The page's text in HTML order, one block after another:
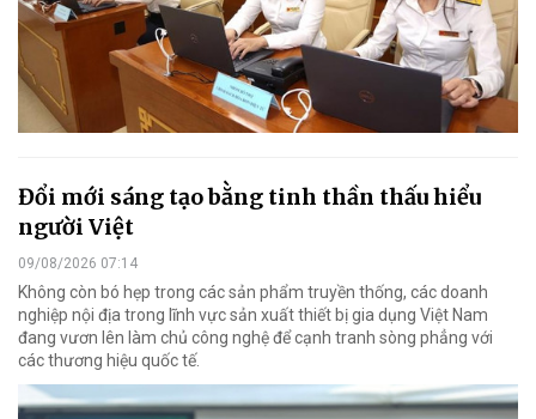
Đổi mới sáng tạo bằng tinh thần thấu hiểu
người Việt
09/08/2026 07:14
Không còn bó hẹp trong các sản phẩm truyền thống, các doanh
nghiệp nội địa trong lĩnh vực sản xuất thiết bị gia dụng Việt Nam
đang vươn lên làm chủ công nghệ để cạnh tranh sòng phẳng với
các thương hiệu quốc tế.